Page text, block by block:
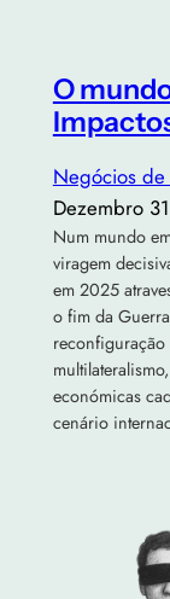
O
Negócios
Dezembro
Num mundo
viragem
em 2025
o fim da
económicas
cenário